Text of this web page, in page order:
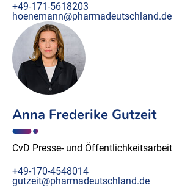
+49-171-5618203
hoenemann@pharmadeutschland.de
Anna Frederike Gutzeit
CvD Presse- und Öffentlichkeitsarbeit
+49-170-4548014
gutzeit@pharmadeutschland.de